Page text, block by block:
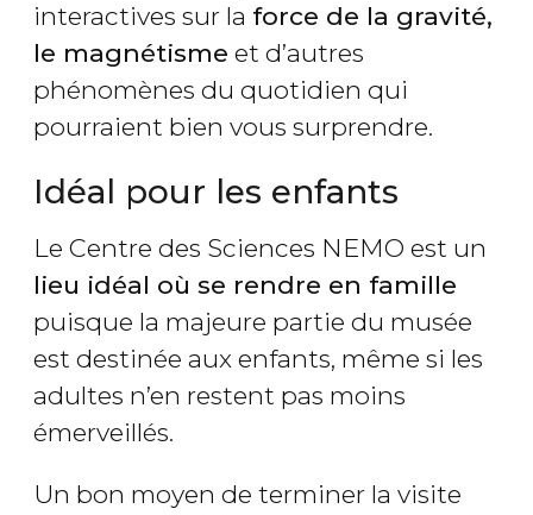
interactives sur la force de la gravité,
le magnétisme et d’autres
phénomènes du quotidien qui
pourraient bien vous surprendre.
Idéal pour les enfants
Le Centre des Sciences NEMO est un
lieu idéal où se rendre en famille
puisque la majeure partie du musée
est destinée aux enfants, même si les
adultes n’en restent pas moins
émerveillés.
Un bon moyen de terminer la visite